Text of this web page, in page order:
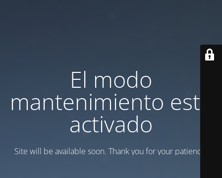
El modo
mantenimiento está
activado
Site will be available soon. Thank you for your patience!